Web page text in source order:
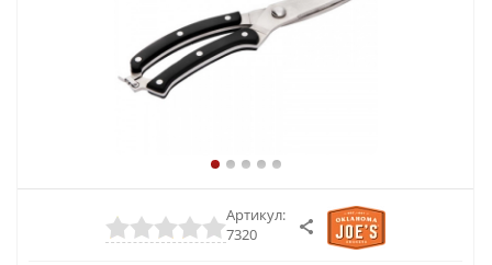
Артикул:
7320